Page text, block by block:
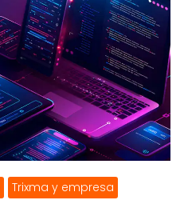
Trixma y empresa